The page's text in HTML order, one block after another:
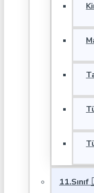
11.Sınıf